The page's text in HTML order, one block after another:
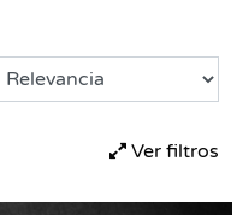
Ver filtros